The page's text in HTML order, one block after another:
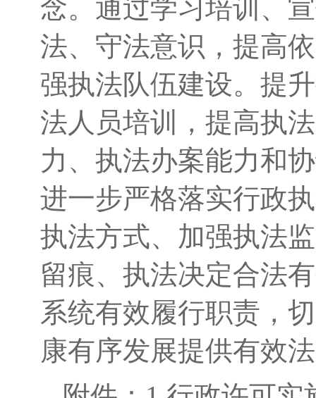
念。通过学习培训、
法、守法意识，提高
强执法队伍建设。提
法人员培训，提高执
力、执法办案能力和
进一步严格落实行政
执法方式、加强执法
留痕、执法决定合法
系统有效履行职责，
康有序发展提供有效